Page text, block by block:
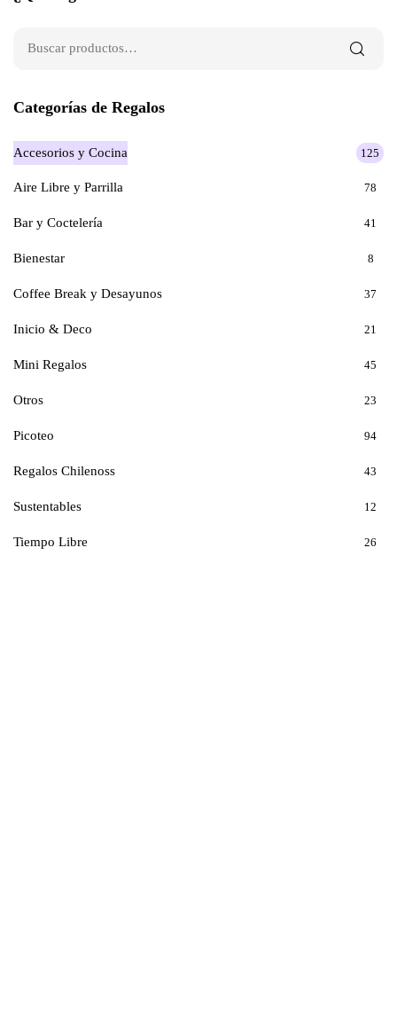
Categorías de Regalos
Accesorios y Cocina 125
Aire Libre y Parrilla 78
Bar y Coctelería 41
Bienestar 8
Coffee Break y Desayunos 37
Inicio & Deco 21
Mini Regalos 45
Otros 23
Picoteo 94
Regalos Chilenoss 43
Sustentables 12
Tiempo Libre 26